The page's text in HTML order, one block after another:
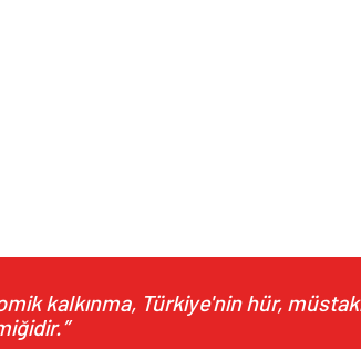
kalkınma, Türkiye'nin hür,